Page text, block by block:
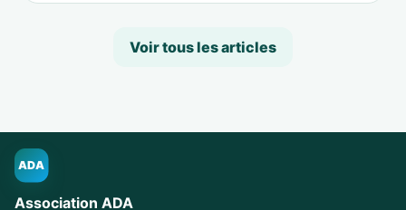
Voir tous les articles
ADA
Association ADA